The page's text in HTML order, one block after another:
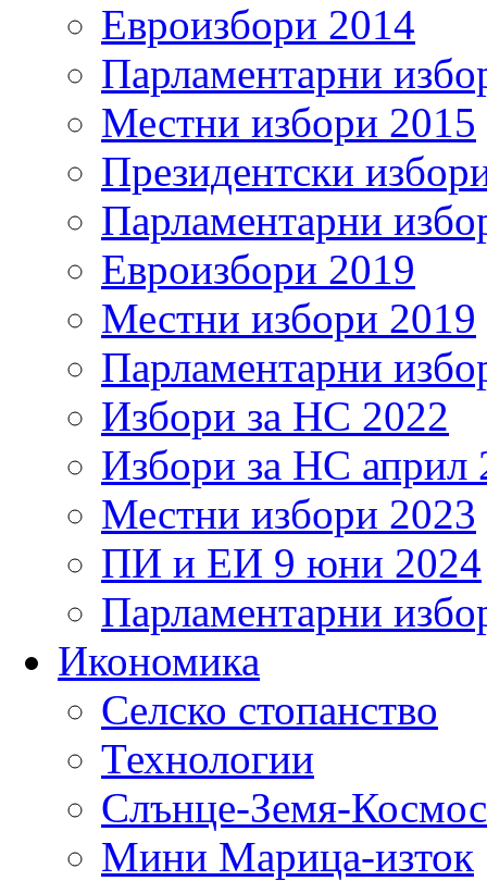
Евроизбори 2014
Парламентарни
Местни избори 2015
Президентски
Парламентарни
Евроизбори 2019
Местни избори 2019
Парламентарни
Избори за НС 2022
Избори за НС април
Местни избори 2023
ПИ и ЕИ 9 юни 2024
Парламентарни
Икономика
Селско стопанство
Технологии
Слънце-Земя-Космос
Мини Марица-изток